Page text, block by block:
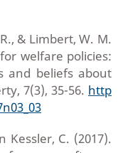
& Limbert, W. M.
welfare policies:
and beliefs about
7(3), 35-56. http
Kessler, C. (2017).